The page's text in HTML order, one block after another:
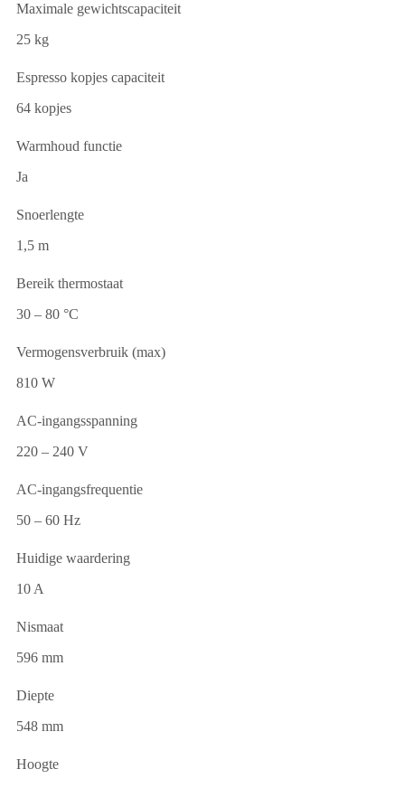
Maximale gewichtscapaciteit
25 kg
Espresso kopjes capaciteit
64 kopjes
Warmhoud functie
Ja
Snoerlengte
1,5 m
Bereik thermostaat
30 – 80 °C
Vermogensverbruik (max)
810 W
AC-ingangsspanning
220 – 240 V
AC-ingangsfrequentie
50 – 60 Hz
Huidige waardering
10 A
Nismaat
596 mm
Diepte
548 mm
Hoogte